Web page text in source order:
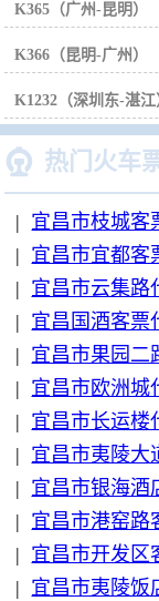
K365（广州-昆明）
K366（昆明-广州）
K1232（深圳东-湛江
 热门火车
| 宜昌市枝城客
| 宜昌市宜都客
| 宜昌市云集路
| 宜昌国酒客票
| 宜昌市果园二
| 宜昌市欧洲城
| 宜昌市长运楼
| 宜昌市夷陵大
| 宜昌市银海酒
| 宜昌市港窑路
| 宜昌市开发区
| 宜昌市夷陵饭